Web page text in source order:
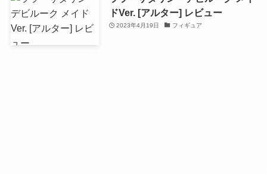
ドVer. [アルター] レビュー
2023年4月19日 フィギュア